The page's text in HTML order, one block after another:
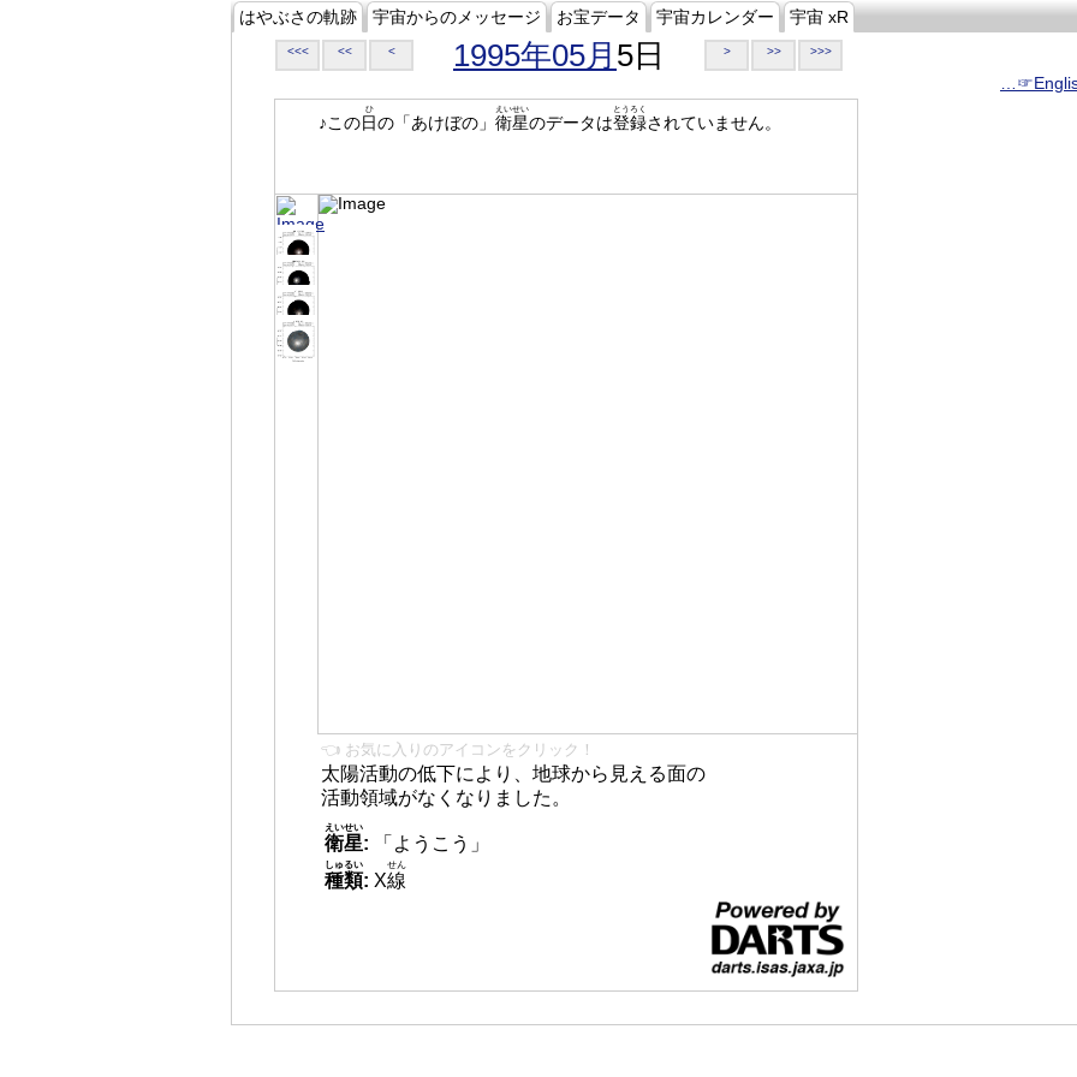
はやぶさの軌跡 宇宙からのメッセージ お宝データ 宇宙カレンダー 宇宙 xR
<<< << < 1995年05月 5日 > >> >>>
♪この日
ひ
の「あけぼの」 衛星
えいせい
のデータは登録
とうろく
されていません。
👈 お気に入りのアイコンをクリック！
太陽活動の低下により、地球から見える面の
活動領域がなくなりました。
衛星
えいせい
:
「ようこう」
種類
しゅるい
: X線
せん